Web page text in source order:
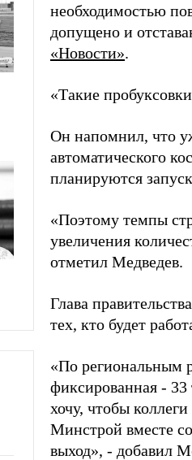
необходимостью
допущено и
«Новости».
«Такие
Он напомнил, что
автоматического
планируются
«Поэтому темпы
увеличения
отметил Медведев.
Глава
тех, кто будет
«По региональным
фиксированная - 33
хочу, чтобы
Минстрой вместе
выход», - добавил